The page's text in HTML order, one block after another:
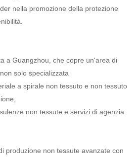
nella promozione della protezione
a Guangzhou, che copre un'area di
solo specializzata
a spirale non tessuto e non tessuto
non tessute e servizi di agenzia.
produzione non tessute avanzate con